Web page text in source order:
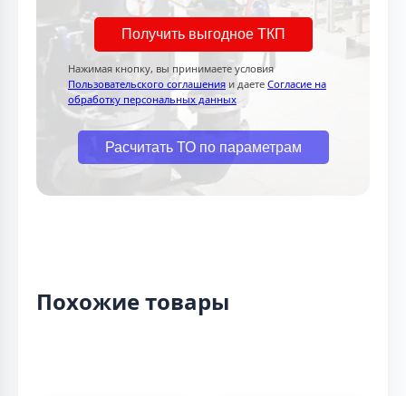
Получить выгодное ТКП
Нажимая кнопку, вы принимаете условия
Пользовательского соглашения и даете Согласие на
обработку персональных данных
Расчитать ТО по параметрам
Похожие товары